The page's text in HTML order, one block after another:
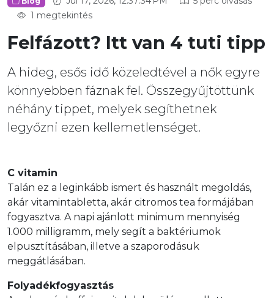
1 megtekintés
Felfázott? Itt van 4 tuti tipp
A hideg, esős idő közeledtével a nők egyre
könnyebben fáznak fel. Összegyűjtöttünk
néhány tippet, melyek segíthetnek
legyőzni ezen kellemetlenséget.
C vitamin
Talán ez a leginkább ismert és használt megoldás,
akár vitamintabletta, akár citromos tea formájában
fogyasztva. A napi ajánlott minimum mennyiség
1.000 milligramm, mely segít a baktériumok
elpusztításában, illetve a szaporodásuk
meggátlásában.
Folyadékfogyasztás